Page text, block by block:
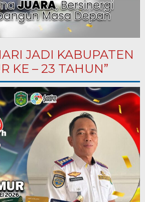
JADI KABUPATEN
KE – 23 TAHUN”